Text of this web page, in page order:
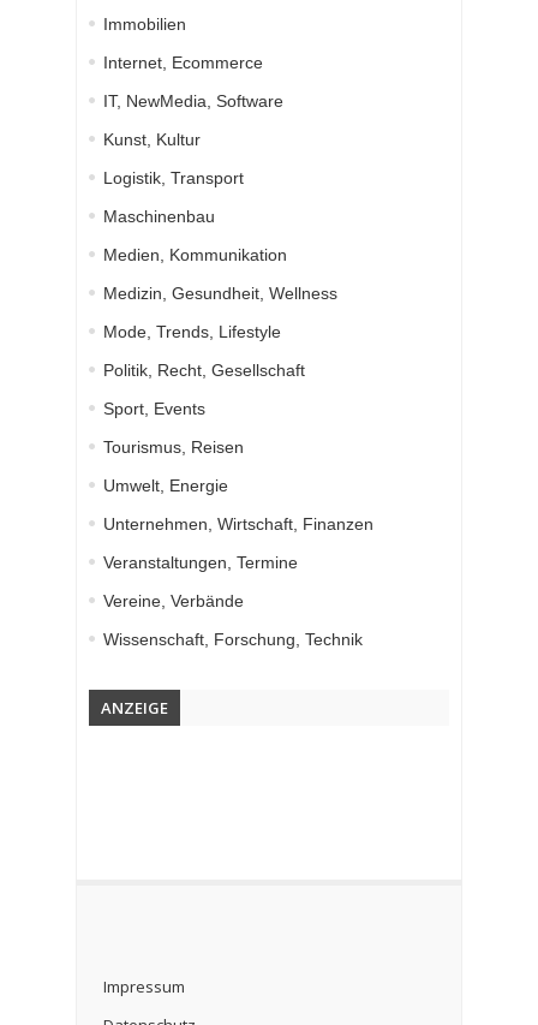
Immobilien
Internet, Ecommerce
IT, NewMedia, Software
Kunst, Kultur
Logistik, Transport
Maschinenbau
Medien, Kommunikation
Medizin, Gesundheit, Wellness
Mode, Trends, Lifestyle
Politik, Recht, Gesellschaft
Sport, Events
Tourismus, Reisen
Umwelt, Energie
Unternehmen, Wirtschaft, Finanzen
Veranstaltungen, Termine
Vereine, Verbände
Wissenschaft, Forschung, Technik
ANZEIGE
Impressum